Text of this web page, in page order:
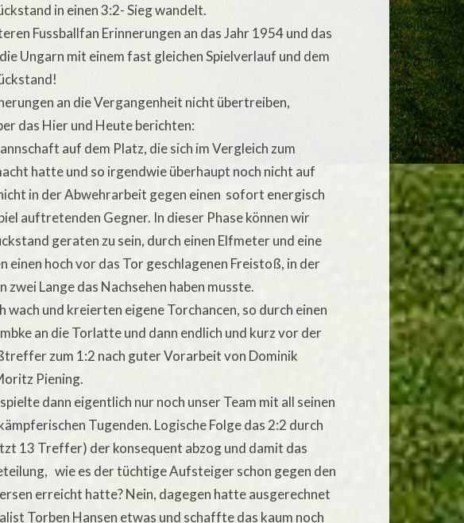
in einen 3:2- Sieg wandelt.
Fussballfan Erinnerungen an das Jahr 1954 und das
Ungarn mit einem fast gleichen Spielverlauf und dem
an die Vergangenheit nicht übertreiben,
das Hier und Heute berichten:
auf dem Platz, die sich im Vergleich zum
hatte und so irgendwie überhaupt noch nicht auf
in der Abwehrarbeit gegen einen sofort energisch
auftretenden Gegner. In dieser Phase können wir
geraten zu sein, durch einen Elfmeter und eine
hoch vor das Tor geschlagenen Freistoß, in der
Lange das Nachsehen haben musste.
wach und kreierten eigene Torchancen, so durch einen
an die Torlatte und dann endlich und kurz vor der
zum 1:2 nach guter Vorarbeit von Dominik
Piening.
dann eigentlich nur noch unser Team mit all seinen
Tugenden. Logische Folge das 2:2 durch
13 Treffer) der konsequent abzog und damit das
wie es der tüchtige Aufsteiger schon gegen den
erreicht hatte? Nein, dagegen hatte ausgerechnet
Torben Hansen etwas und schaffte das kaum noch